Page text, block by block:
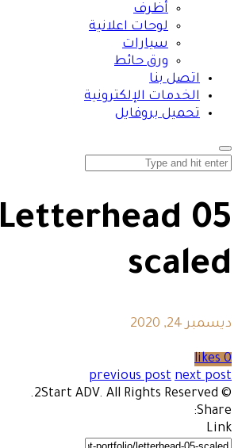
أظرف
لوحات اعلانية
سيارات
ورق حائط
اتصل بنا
الخدمات الإلكترونية
تحميل بروفايل
Letterhead 05
scaled
ديسمبر 24, 2020
0 likes
previous post next post
© 2Start ADV. All Rights Reserved.
Share:
Link